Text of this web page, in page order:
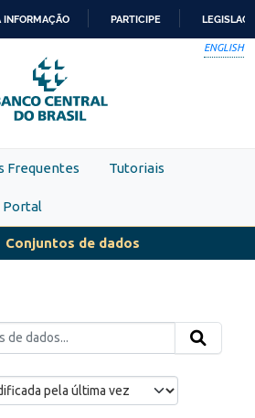
PARA
O
CONTEÚDO
INFORMAÇÃO PARTICIPE
ENGLISH
Frequentes Tutoriais
Portal
Conjuntos de dados